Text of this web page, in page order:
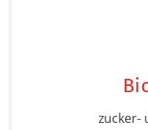
zucker-